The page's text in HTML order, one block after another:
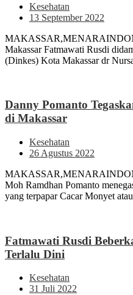
Kesehatan
13 September 2022
Makassar Fatmawati Rusdi
(Dinkes) Kota Makassar dr
Danny Pomanto
di Makassar
Kesehatan
26 Agustus 2022
Moh Ramdhan Pomanto
yang terpapar Cacar Monyet
Fatmawati Rusdi
Terlalu Dini
Kesehatan
31 Juli 2022